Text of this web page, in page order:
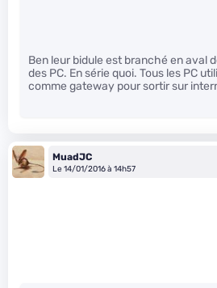
Ben leur bidule est branché en aval
des PC. En série quoi. Tous les PC
comme gateway pour sortir sur
MuadJC
Le 14/01/2016 à 14h57